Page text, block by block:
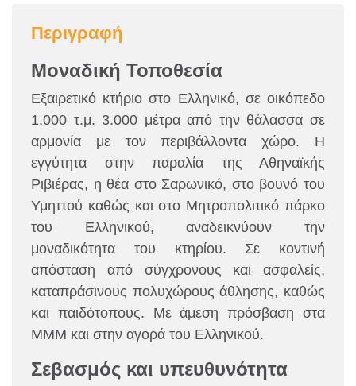
Περιγραφή
Μοναδική Τοποθεσία
Εξαιρετικό κτήριο στο Ελληνικό, σε οικόπεδο
1.000 τ.μ. 3.000 μέτρα από την θάλασσα σε
αρμονία με τον περιβάλλοντα χώρο. Η
εγγύτητα στην παραλία της Αθηναϊκής
Ριβιέρας, η θέα στο Σαρωνικό, στο βουνό του
Υμηττού καθώς και στο Μητροπολιτικό πάρκο
του Ελληνικού, αναδεικνύουν την
μοναδικότητα του κτηρίου. Σε κοντινή
απόσταση από σύγχρονους και ασφαλείς,
καταπράσινους πολυχώρους άθλησης, καθώς
και παιδότοπους. Με άμεση πρόσβαση στα
ΜΜΜ και στην αγορά του Ελληνικού.
Σεβασμός και υπευθυνότητα